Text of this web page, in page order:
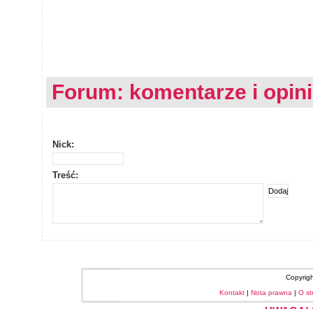
Forum: komentarze i
Nick:
Treść:
Kontakt | Nota prawna | O